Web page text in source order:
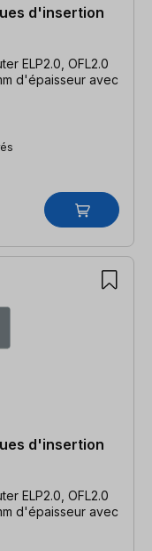
d'insertion
ELP2.0, OFL2.0
d'épaisseur avec
d'insertion
ELP2.0, OFL2.0
d'épaisseur avec